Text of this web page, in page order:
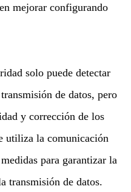
mejorar configurando
solo puede detectar
de datos, pero
y corrección de los
utiliza la comunicación
para garantizar la
transmisión de datos.